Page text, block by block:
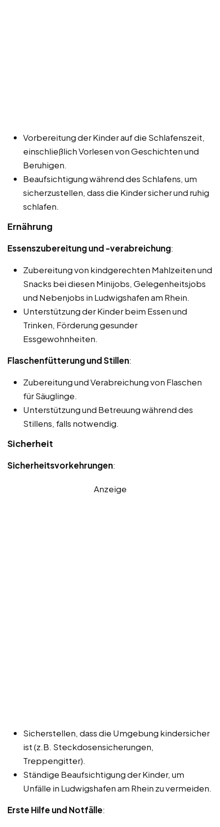
Vorbereitung der Kinder auf die Schlafenszeit,
einschließlich Vorlesen von Geschichten und
Beruhigen.
Beaufsichtigung während des Schlafens, um
sicherzustellen, dass die Kinder sicher und ruhig
schlafen.
Ernährung
Essenszubereitung und -verabreichung:
Zubereitung von kindgerechten Mahlzeiten und
Snacks bei diesen Minijobs, Gelegenheitsjobs
und Nebenjobs in Ludwigshafen am Rhein.
Unterstützung der Kinder beim Essen und
Trinken, Förderung gesunder
Essgewohnheiten.
Flaschenfütterung und Stillen:
Zubereitung und Verabreichung von Flaschen
für Säuglinge.
Unterstützung und Betreuung während des
Stillens, falls notwendig.
Sicherheit
Sicherheitsvorkehrungen:
Anzeige
Sicherstellen, dass die Umgebung kindersicher
ist (z.B. Steckdosensicherungen,
Treppengitter).
Ständige Beaufsichtigung der Kinder, um
Unfälle in Ludwigshafen am Rhein zu vermeiden.
Erste Hilfe und Notfälle: